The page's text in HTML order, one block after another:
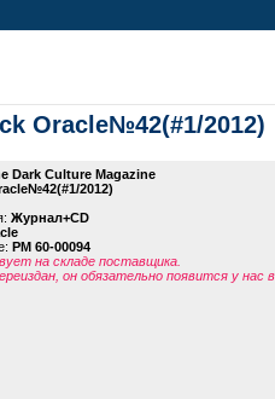
Oracle№42(#1/2012)
Dark Culture Magazine
2012)
Журнал+CD
PM 60-00094
на складе поставщика.
он обязательно появится у нас